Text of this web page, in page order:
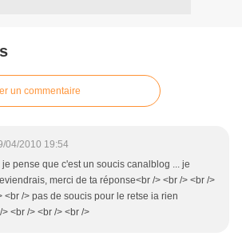
un commentaire
04/2010 19:54
je pense que c'est un soucis canalblog ... je
merci de ta réponse<br /> <br /> <br />
<br /> pas de soucis pour le retse ia rien
<br /> <br /> <br />